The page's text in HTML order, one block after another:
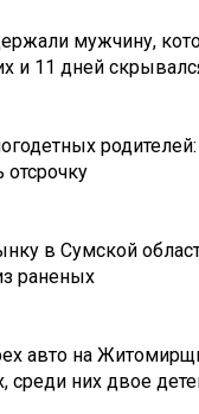
мужчину,
и 11 дней
родителей:
в Сумской
раненых
авто на
среди них двое